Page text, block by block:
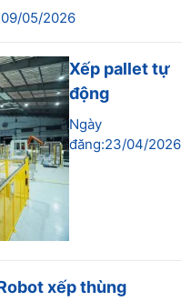
05/2026
Xếp pallet tự
động
Ngày
đăng:23/04/2026
xếp thùng